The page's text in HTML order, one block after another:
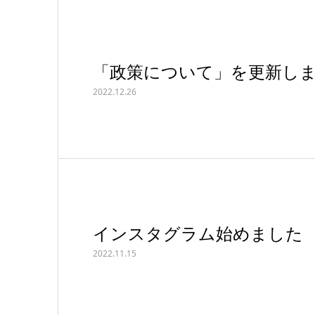
「政策について」を更新し
2022.12.26
インスタグラム始めました
2022.11.15